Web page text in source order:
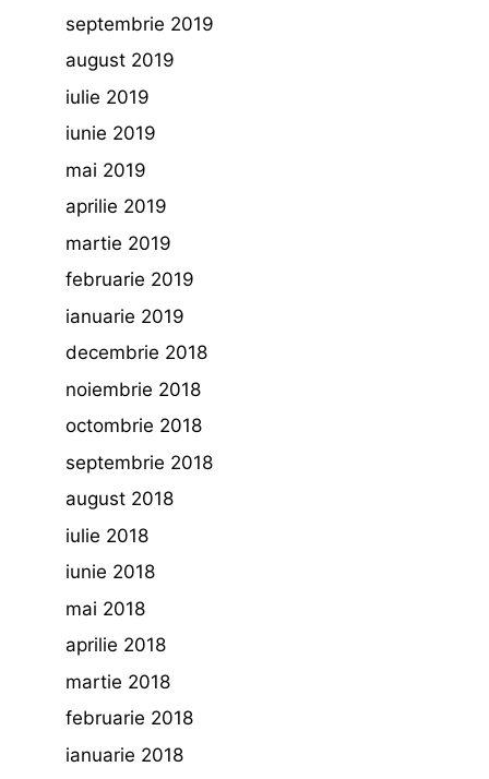
septembrie 2019
august 2019
iulie 2019
iunie 2019
mai 2019
aprilie 2019
martie 2019
februarie 2019
ianuarie 2019
decembrie 2018
noiembrie 2018
octombrie 2018
septembrie 2018
august 2018
iulie 2018
iunie 2018
mai 2018
aprilie 2018
martie 2018
februarie 2018
ianuarie 2018